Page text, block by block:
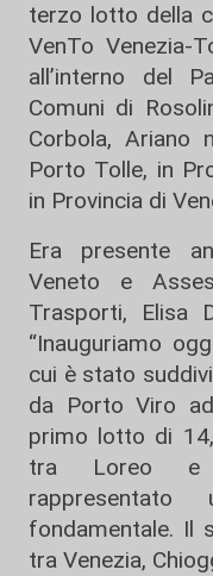
terzo lotto della
VenTo Venezia-
all’interno del
Comuni di
Corbola, Ariano
Porto Tolle, in
in Provincia di
Era presente
Veneto e
Trasporti, Elisa
“Inauguriamo
cui è stato
da Porto Viro
primo lotto di
tra Loreo e
fondamentale. Il
tra Venezia,